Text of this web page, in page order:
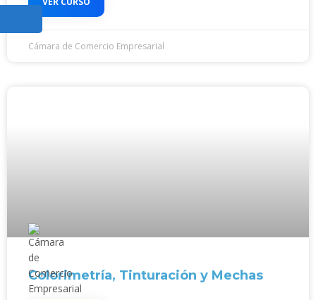
Cámara de Comercio Empresarial
Colorimetría, Tinturación y Mechas